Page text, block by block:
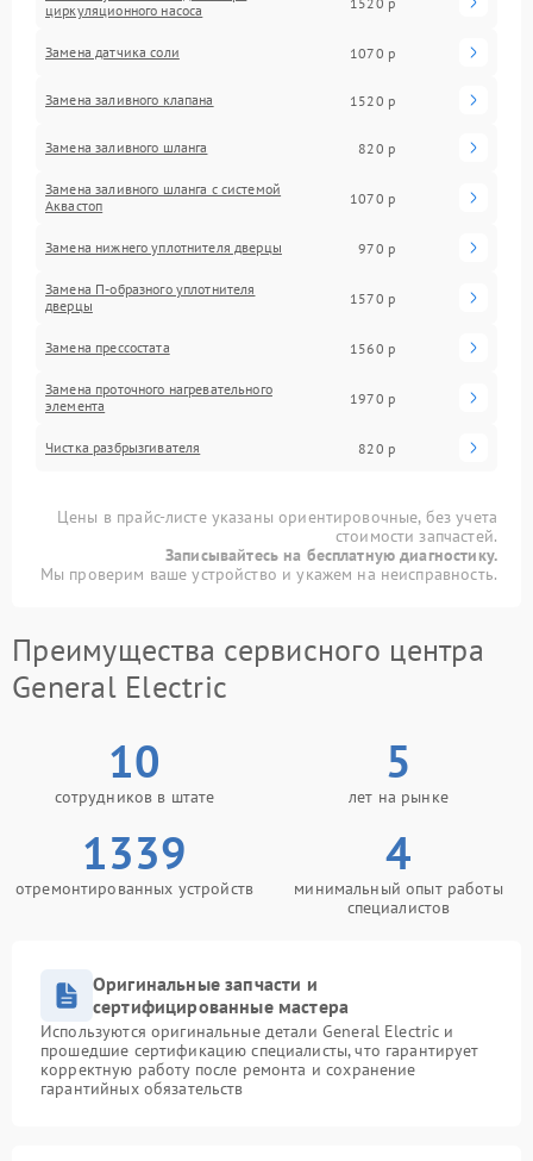
циркуляционного насоса
Замена датчика соли 1070 р
Замена заливного клапана 1520 р
Замена заливного шланга 820 р
Замена заливного шланга с системой
Аквастоп
1070 р
Замена нижнего уплотнителя дверцы 970 р
Замена П-образного уплотнителя
дверцы
1570 р
Замена прессостата 1560 р
Замена проточного нагревательного
элемента
1970 р
Чистка разбрызгивателя 820 р
Цены в прайс-листе указаны ориентировочные, без учета
стоимости запчастей.
Записывайтесь на бесплатную диагностику.
Мы проверим ваше устройство и укажем на неисправность.
Преимущества сервисного центра
General Electric
10
сотрудников в штате
5
лет на рынке
1339
отремонтированных устройств
4
минимальный опыт работы
специалистов
Оригинальные запчасти и
сертифицированные мастера
Используются оригинальные детали General Electric и
прошедшие сертификацию специалисты, что гарантирует
корректную работу после ремонта и сохранение
гарантийных обязательств